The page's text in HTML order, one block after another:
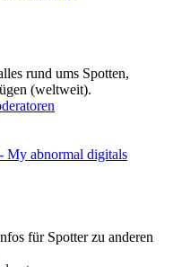
rund ums Spotten,
(weltweit).
My abnormal digitals
für Spotter zu anderen